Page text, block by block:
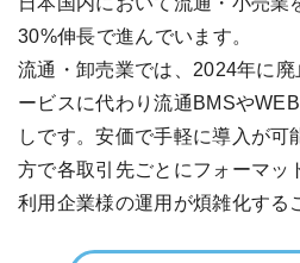
30%伸長で進んでいます。
流通・卸売業では、2024年に
ービスに代わり流通BMSや
しです。安価で手軽に導入が
方で各取引先ごとにフォーマッ
利用企業様の運用が煩雑化する